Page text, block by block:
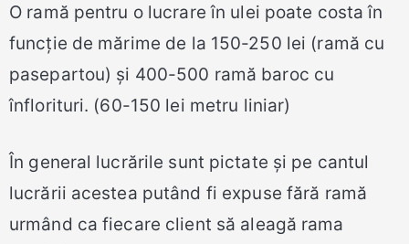
O ramă pentru o lucrare în ulei poate costa în
funcție de mărime de la 150-250 lei (ramă cu
pasepartou) și 400-500 ramă baroc cu
înflorituri. (60-150 lei metru liniar)
În general lucrările sunt pictate și pe cantul
lucrării acestea putând fi expuse fără ramă
urmând ca fiecare client să aleagă rama